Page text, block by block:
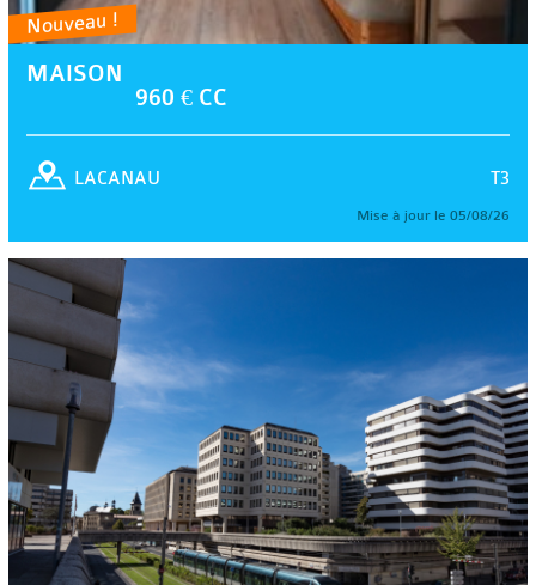
Nouveau !
MAISON
960 € CC
T3
LACANAU
Mise à jour le 05/08/26